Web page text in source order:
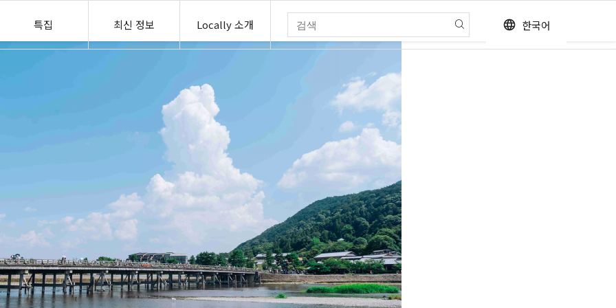
특집 최신 정보 Locally 소개 language 한국어